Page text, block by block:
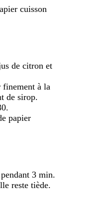
cuisson
de citron et
à la
de sirop.
papier
3 min.
reste tiède.